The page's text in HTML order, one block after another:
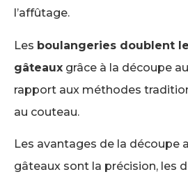
l’affûtage.
Les boulangeries doublent
gâteaux grâce à la découpe
rapport aux méthodes
au couteau.
Les avantages de la découpe
gâteaux sont la précision, les